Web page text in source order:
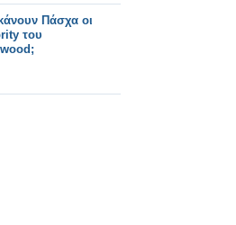
Πάσχα οι
του